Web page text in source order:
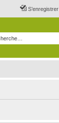
S’enregistrer